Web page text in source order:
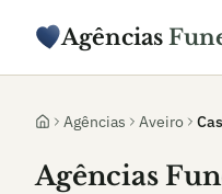
Agências
Agências Aveiro
Agências